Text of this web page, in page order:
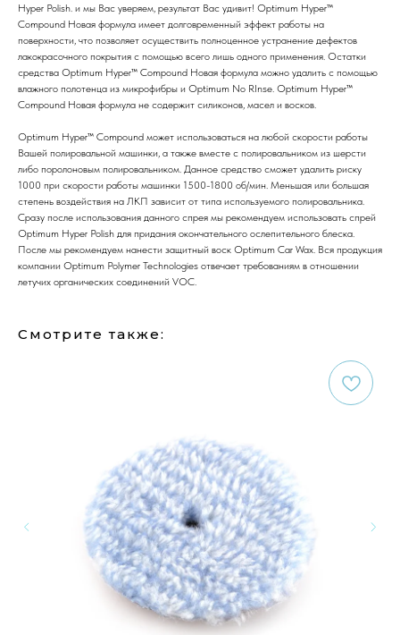
Hyper Polish. и мы Вас уверяем, результат Вас удивит! Optimum Hyper™
Compound Новая формула имеет долговременный эффект работы на
поверхности, что позволяет осуществить полноценное устранение дефектов
лакокрасочного покрытия с помощью всего лишь одного применения. Остатки
средства Optimum Hyper™ Compound Новая формула можно удалить с помощью
влажного полотенца из микрофибры и Optimum No RInse. Optimum Hyper™
Compound Новая формула не содержит силиконов, масел и восков.
Optimum Hyper™ Compound может использоваться на любой скорости работы
Вашей полировальной машинки, а также вместе с полировальником из шерсти
либо поролоновым полировальником. Данное средство сможет удалить риску
1000 при скорости работы машинки 1500-1800 об/мин. Меньшая или большая
степень воздействия на ЛКП зависит от типа используемого полировальника.
Сразу после использования данного спрея мы рекомендуем использовать спрей
Optimum Hyper Polish для придания окончательного ослепительного блеска.
После мы рекомендуем нанести защитный воск Optimum Car Wax. Вся продукция
компании Optimum Polymer Technologies отвечает требованиям в отношении
летучих органических соединений VOC.
Смотрите также: